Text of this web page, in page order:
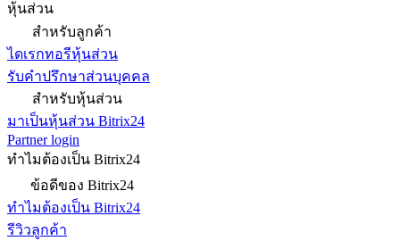
หุ้นส่วน
สำหรับลูกค้า
ไดเรกทอรีหุ้นส่วน
รับคำปรึกษาส่วนบุคคล
สำหรับหุ้นส่วน
มาเป็นหุ้นส่วน Bitrix24
Partner login
ทำไมต้องเป็น Bitrix24
ข้อดีของ Bitrix24
ทำไมต้องเป็น Bitrix24
รีวิวลูกค้า